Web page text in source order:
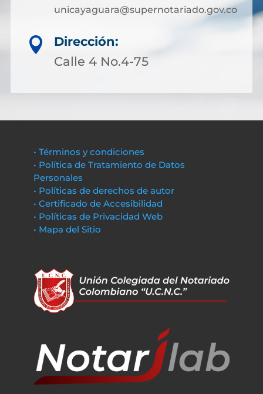
unicayaguara@supernotariado.gov.co

Dirección:
Calle 4 No.4-75
• Términos y condiciones
• Política de Tratamiento de Datos
Personales
• Políticas de derechos de autor
• Certificado de Accesibilidad
• Políticas de Privacidad Web
• Mapa del Sitio